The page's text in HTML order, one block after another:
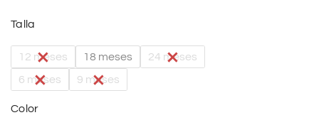
Talla
12 meses 18 meses
24 meses
6 meses
9 meses
Color